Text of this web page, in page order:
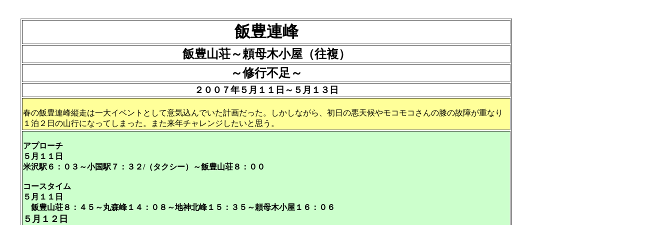
飯豊連峰
飯豊山荘～頼母木小屋（往複）
～修行不足～
２００７年５月１１日～５月１３日
春の飯豊連峰縦走は一大イベントとして意気込んでいた計画だった。しかしながら、初日の悪天候やモコモコさんの膝の故障が重なり
１泊２日の山行になってしまった。また来年チャレンジしたいと思う。
アプローチ
５月１１日
米沢駅６：０３～小国駅７：３２/（タクシー）～飯豊山荘８：００
コースタイム
５月１１日
飯豊山荘８：４５～丸森峰１４：０８～地神北峰１５：３５～頼母木小屋１６：０６
５月１２日